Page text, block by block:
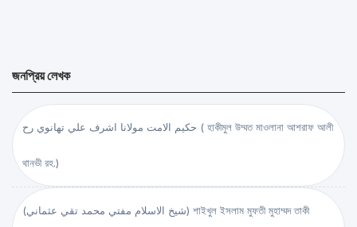
জনপ্রিয় লেখক
حكيم الامت مولانا اشرف علي تهانوي رح ( হাকীমুল উম্মত মাওলানা আশরাফ আলী
থানভী রহ.)
(شيخ الاسلام مفتي محمد تقي عثماني) শাইখুল ইসলাম মুফতী মুহাম্মদ তাকী